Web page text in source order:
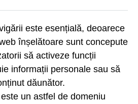
este esențială, deoarece
înșelătoare sunt concepute
să activeze funcții
informații personale sau să
dăunător.
un astfel de domeniu